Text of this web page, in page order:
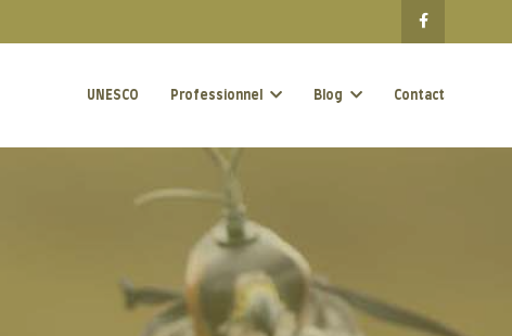
UNESCO Professionnel Blog Contact